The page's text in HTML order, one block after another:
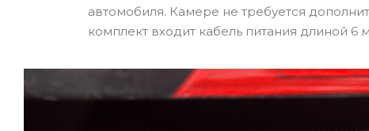
автомобиля. Камере не требуется
комплект входит кабель питания длиной 6